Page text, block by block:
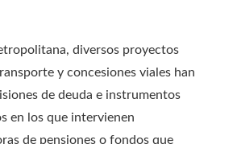
diversos proyectos
y concesiones viales han
de deuda e instrumentos
en los que intervienen
de pensiones o fondos que